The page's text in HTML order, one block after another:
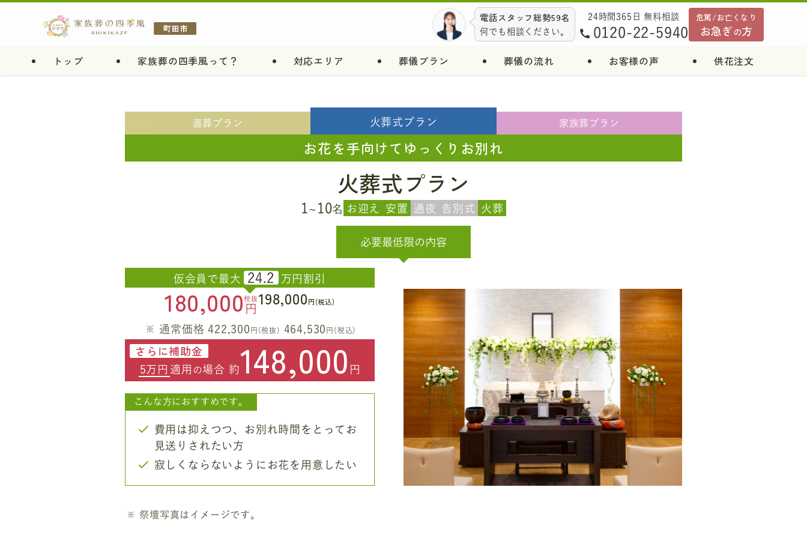
トップ 家族葬の四季風って？ 対応エリア 葬儀プラン 葬儀の流れ お客様の声 供花注文
電話スタッフ総勢59名
何でも相談ください。
24時間365日 無料相談
0120-22-5940
危篤/お亡くなり
お急ぎの方
直葬 プラン 火葬式 プラン 家族葬 プラン
お花を手向けてゆっくりお別れ
火葬式プラン
1 ~ 10名 お迎え 安置 通夜 告別式 火葬
必要最低限の内容
仮会員で最大 24.2 万円割引
180,000税抜
円 198,000円(税込)
通常価格 422,300 円(税抜) 464,530 円(税込)
さらに補助金
5万円 適用 の場合 約148,000 円
こんな方におすすめです。
費用は抑えつつ、お別れ時間をとってお
見送りされたい方
寂しくならないようにお花を用意したい
祭壇写真はイメージです。